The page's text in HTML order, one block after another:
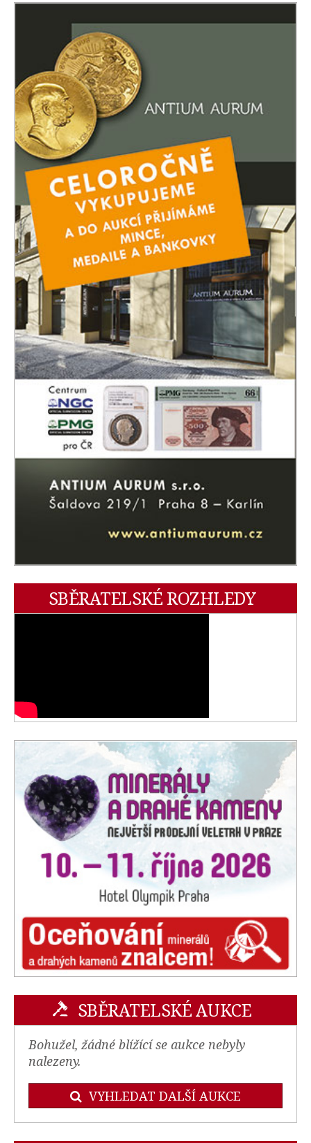
SBĚRATELSKÉ ROZHLEDY
SBĚRATELSKÉ AUKCE
Bohužel, žádné blížící se aukce nebyly
nalezeny.
VYHLEDAT DALŠÍ AUKCE